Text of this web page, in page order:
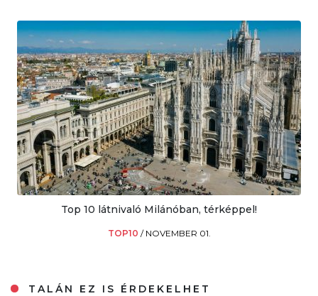
Top 10 látnivaló Milánóban, térképpel!
TOP10 / NOVEMBER 01.
TALÁN EZ IS ÉRDEKELHET